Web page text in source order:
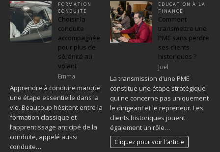
FORMATION
CONDUITE
Choisir la
conduite
accompagnée
pour plus de
sérénité au
volant
Emma
Apprendre à conduire marque
une étape essentielle dans la
vie. Beaucoup hésitent entre la
formation classique et
l’apprentissage anticipé de la
conduite, appelé aussi
conduite…
EDUCATION À LA
FINANCE
Comment
transmettre une
PME sans perdre
ses clients
historiques ?
Joel
La transmission d’une PME
constitue une étape stratégique
qui ne concerne pas uniquement
le dirigeant et le repreneur. Les
clients historiques jouent
également un rôle…
Cliquez pour voir l'article